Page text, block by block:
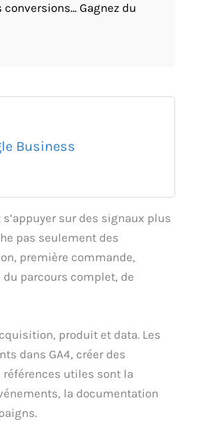
Gagnez du
Business
sur des signaux plus
pas seulement des
première commande,
parcours complet, de
produit et data. Les
dans GA4, créer des
références utiles sont la
la documentation